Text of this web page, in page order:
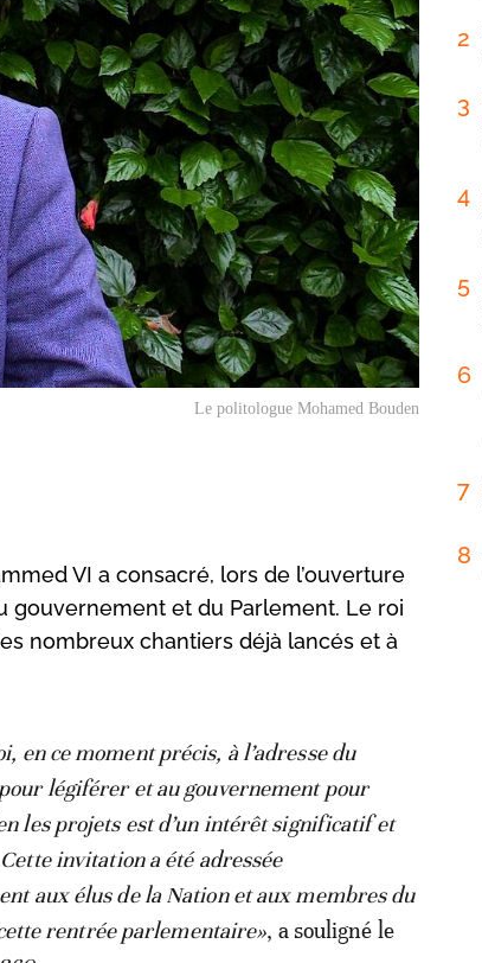
Le politologue Mohamed Bouden
VI a consacré, lors de l’ouverture
gouvernement et du Parlement. Le roi
nombreux chantiers déjà lancés et à
en ce moment précis, à l’adresse du
légiférer et au gouvernement pour
les projets est d’un intérêt significatif et
invitation a été adressée
aux élus de la Nation et aux membres du
rentrée parlementaire», a souligné le
2
3
4
5
6
7
8